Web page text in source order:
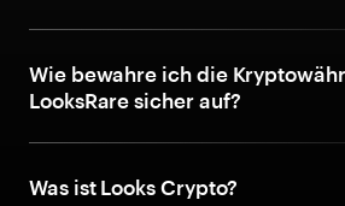
Wie bewahre ich die
LooksRare sicher auf?
Was ist Looks Crypto?